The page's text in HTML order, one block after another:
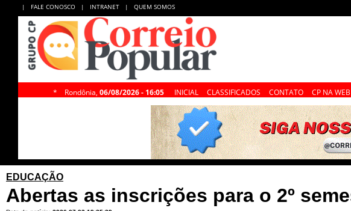
| FALE CONOSCO | INTRANET | QUEM SOMOS
* Rondônia, 06/08/2026 - 16:05 INICIAL CLASSIFICADOS CONTATO CP NA WEB
EDUCAÇÃO
Abertas as inscrições para o 2º